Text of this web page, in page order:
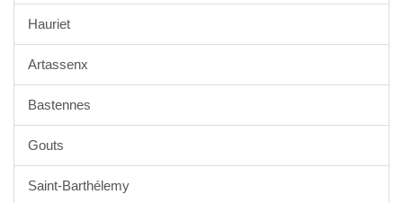
Hauriet
Artassenx
Bastennes
Gouts
Saint-Barthélemy